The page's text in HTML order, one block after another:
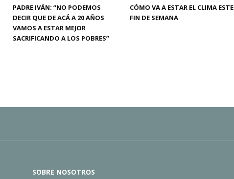
PADRE IVÁN: “NO PODEMOS
DECIR QUE DE ACÁ A 20 AÑOS
VAMOS A ESTAR MEJOR
SACRIFICANDO A LOS POBRES”
CÓMO VA A ESTAR EL CLIMA ESTE
FIN DE SEMANA
SOBRE NOSOTROS